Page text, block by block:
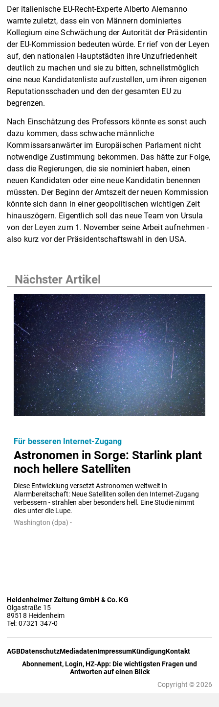
Der italienische EU-Recht-Experte Alberto Alemanno
warnte zuletzt, dass ein von Männern dominiertes
Kollegium eine Schwächung der Autorität der Präsidentin
der EU-Kommission bedeuten würde. Er rief von der Leyen
auf, den nationalen Hauptstädten ihre Unzufriedenheit
deutlich zu machen und sie zu bitten, schnellstmöglich
eine neue Kandidatenliste aufzustellen, um ihren eigenen
Reputationsschaden und den der gesamten EU zu
begrenzen.
Nach Einschätzung des Professors könnte es sonst auch
dazu kommen, dass schwache männliche
Kommissarsanwärter im Europäischen Parlament nicht
notwendige Zustimmung bekommen. Das hätte zur Folge,
dass die Regierungen, die sie nominiert haben, einen
neuen Kandidaten oder eine neue Kandidatin benennen
müssten. Der Beginn der Amtszeit der neuen Kommission
könnte sich dann in einer geopolitischen wichtigen Zeit
hinauszögern. Eigentlich soll das neue Team von Ursula
von der Leyen zum 1. November seine Arbeit aufnehmen -
also kurz vor der Präsidentschaftswahl in den USA.
Nächster Artikel
Astronomen in Sorge: Starlink plant
noch hellere Satelliten
Diese Entwicklung versetzt Astronomen weltweit in
Alarmbereitschaft: Neue Satelliten sollen den Internet-Zugang
verbessern - strahlen aber besonders hell. Eine Studie nimmt
dies unter die Lupe.
Für besseren Internet-Zugang
Washington (dpa) -
Heidenheimer Zeitung GmbH & Co. KG
Olgastraße 15
89518 Heidenheim
Tel: 07321 347-0
AGBDatenschutzMediadatenImpressumKündigungKontakt
Abonnement, Login, HZ-App: Die wichtigsten Fragen und
Antworten auf einen Blick
Copyright © 2026